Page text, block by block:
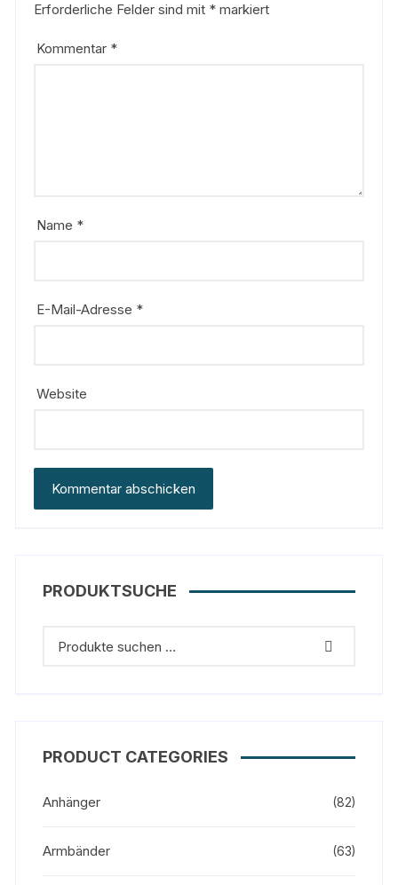
Erforderliche Felder sind mit * markiert
Kommentar *
Name *
E-Mail-Adresse *
Website
PRODUKTSUCHE
PRODUCT CATEGORIES
Anhänger (82)
Armbänder (63)